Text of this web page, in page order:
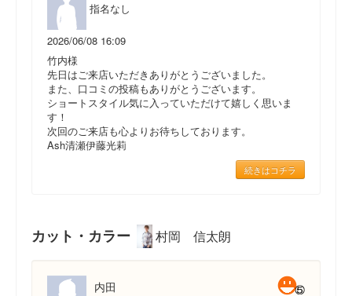
指名なし
2026/06/08 16:09
竹内様
先日はご来店いただきありがとうございました。
また、口コミの投稿もありがとうございます。
ショートスタイル気に入っていただけて嬉しく思いま
す！
次回のご来店も心よりお待ちしております。
Ash清瀬伊藤光莉
続きはコチラ
カット・カラー 村岡 信太朗
内田